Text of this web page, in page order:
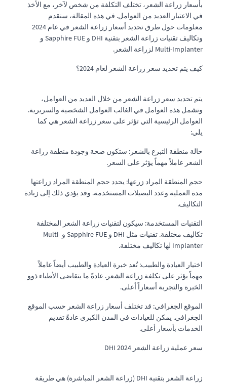
بأسعار زراعة الشعر، تختلف التكلفة من شخص لآخر، مع الأخذ
في الاعتبار العديد من العوامل. في هذه المقالة، سنقدم
معلومات حول طرق تحديد أسعار زراعة الشعر في عام 2024
وتكاليف تقنيات زراعة الشعر بتقنية DHI و Sapphire FUE و
Multi-Implanter لزراعة الشعر.
كيف يتم تحديد سعر زراعة الشعر لعام 2024؟
يتم تحديد سعر زراعة الشعر من خلال العديد من العوامل،
وتشمل هذه العوامل في الغالب العوامل الشخصية والسريرية.
العوامل الرئيسية التي تؤثر على سعر زراعة الشعر هي كما
يلي:
حالة منطقة التبرع بالشعر: ستكون صحة وجودة منطقة زراعة
الشعر عاملاً مهماً يؤثر على السعر.
حجم المنطقة المراد زرعها: يحدد حجم المنطقة المراد زراعتها
مدة العملية وعدد البصيلات المستخدمة. وقد يؤدي ذلك إلى زيادة
التكاليف.
التقنيات المستخدمة: سيكون لتقنيات زراعة الشعر المختلفة
تكاليف مختلفة. تقنيات مثل DHI و Sapphire FUE و Multi-
Implanter لها تكاليف مختلفة.
اختيار العيادة والطبيب: تُعد خبرة العيادة والطبيب أيضاً عاملاً
مهماً يؤثر على تكلفة زراعة الشعر. عادةً ما يتقاضى الأطباء ذوو
الخبرة والتجربة أسعاراً أعلى.
الموقع الجغرافي: قد تختلف أسعار زراعة الشعر حسب الموقع
الجغرافي. يمكن للعيادات في المدن الكبرى عادةً تقديم
الخدمات بأسعار أعلى.
سعر عملية زراعة الشعر DHI 2024
زراعة الشعر بتقنية DHI (زراعة الشعر المباشرة) هي طريقة